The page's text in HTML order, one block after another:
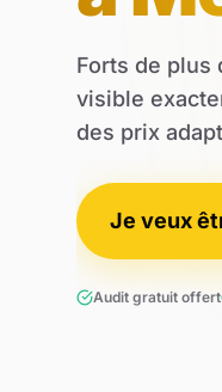
Forts de plus
visible
des prix
Je veux
Audit gratuit offert